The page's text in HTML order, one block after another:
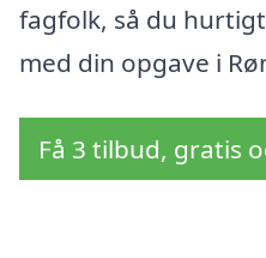
fagfolk, så du
med din opgave i
Få 3 tilbud, gratis